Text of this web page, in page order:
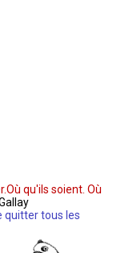
qu'ils soient. Où
quitter tous les